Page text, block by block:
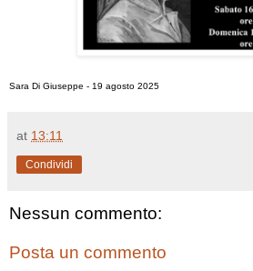
Sara Di Giuseppe - 19 agosto 2025
at 13:11
Condividi
Nessun commento:
Posta un commento